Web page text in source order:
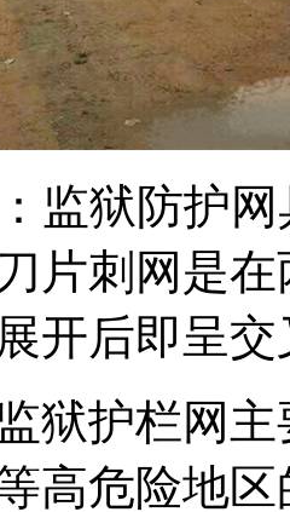
监狱防护网
片刺网是
开后即呈
狱护栏网
高危险地